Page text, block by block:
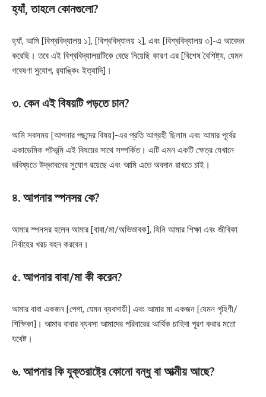
হ্যাঁ, তাহলে কোনগুলো?
হ্যাঁ, আমি [বিশ্ববিদ্যালয় ১], [বিশ্ববিদ্যালয় ২], এবং [বিশ্ববিদ্যালয় ৩]-এ আবেদন
করেছি। তবে এই বিশ্ববিদ্যালয়টিকে বেছে নিয়েছি কারণ এর [বিশেষ বৈশিষ্ট্য, যেমন
গবেষণা সুযোগ, র‌্যাঙ্কিং ইত্যাদি]।
৩. কেন এই বিষয়টি পড়তে চান?
আমি সবসময় [আপনার পছন্দের বিষয়]-এর প্রতি আগ্রহী ছিলাম এবং আমার পূর্বের
একাডেমিক পটভূমি এই বিষয়ের সাথে সম্পর্কিত। এটি এমন একটি ক্ষেত্র যেখানে
ভবিষ্যতে উদ্ভাবনের সুযোগ রয়েছে এবং আমি এতে অবদান রাখতে চাই।
৪. আপনার স্পনসর কে?
আমার স্পনসর হলেন আমার [বাবা/মা/অভিভাবক], যিনি আমার শিক্ষা এবং জীবিকা
নির্বাহের খরচ বহন করবেন।
৫. আপনার বাবা/মা কী করেন?
আমার বাবা একজন [পেশা, যেমন ব্যবসায়ী] এবং আমার মা একজন [যেমন গৃহিণী/
শিক্ষিকা]। আমার বাবার ব্যবসা আমাদের পরিবারের আর্থিক চাহিদা পূরণ করার মতো
যথেষ্ট।
৬. আপনার কি যুক্তরাষ্ট্রে কোনো বন্ধু বা আত্মীয় আছে?